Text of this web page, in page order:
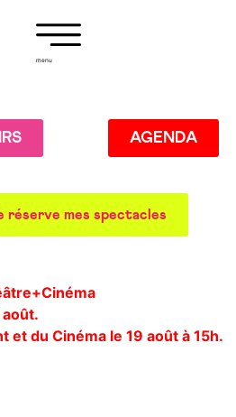
menu
AGENDA
réserve mes spectacles
du Cinéma le 19 août à 15h.